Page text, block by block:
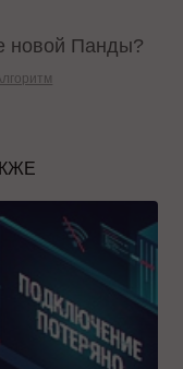
новой Панды?